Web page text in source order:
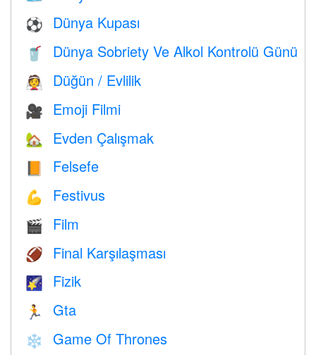
⚽ Dünya Kupası
🥤 Dünya Sobriety Ve Alkol Kontrolü Günü
👰 Düğün / Evlilik
🎥 Emoji Filmi
🏡 Evden Çalışmak
📙 Felsefe
💪 Festivus
🎬 Film
🏈 Final Karşılaşması
🌠 Fizik
🏃 Gta
❄️ Game Of Thrones